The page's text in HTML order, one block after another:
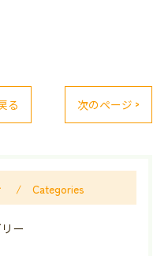
る 次のページ >
Categories
ー